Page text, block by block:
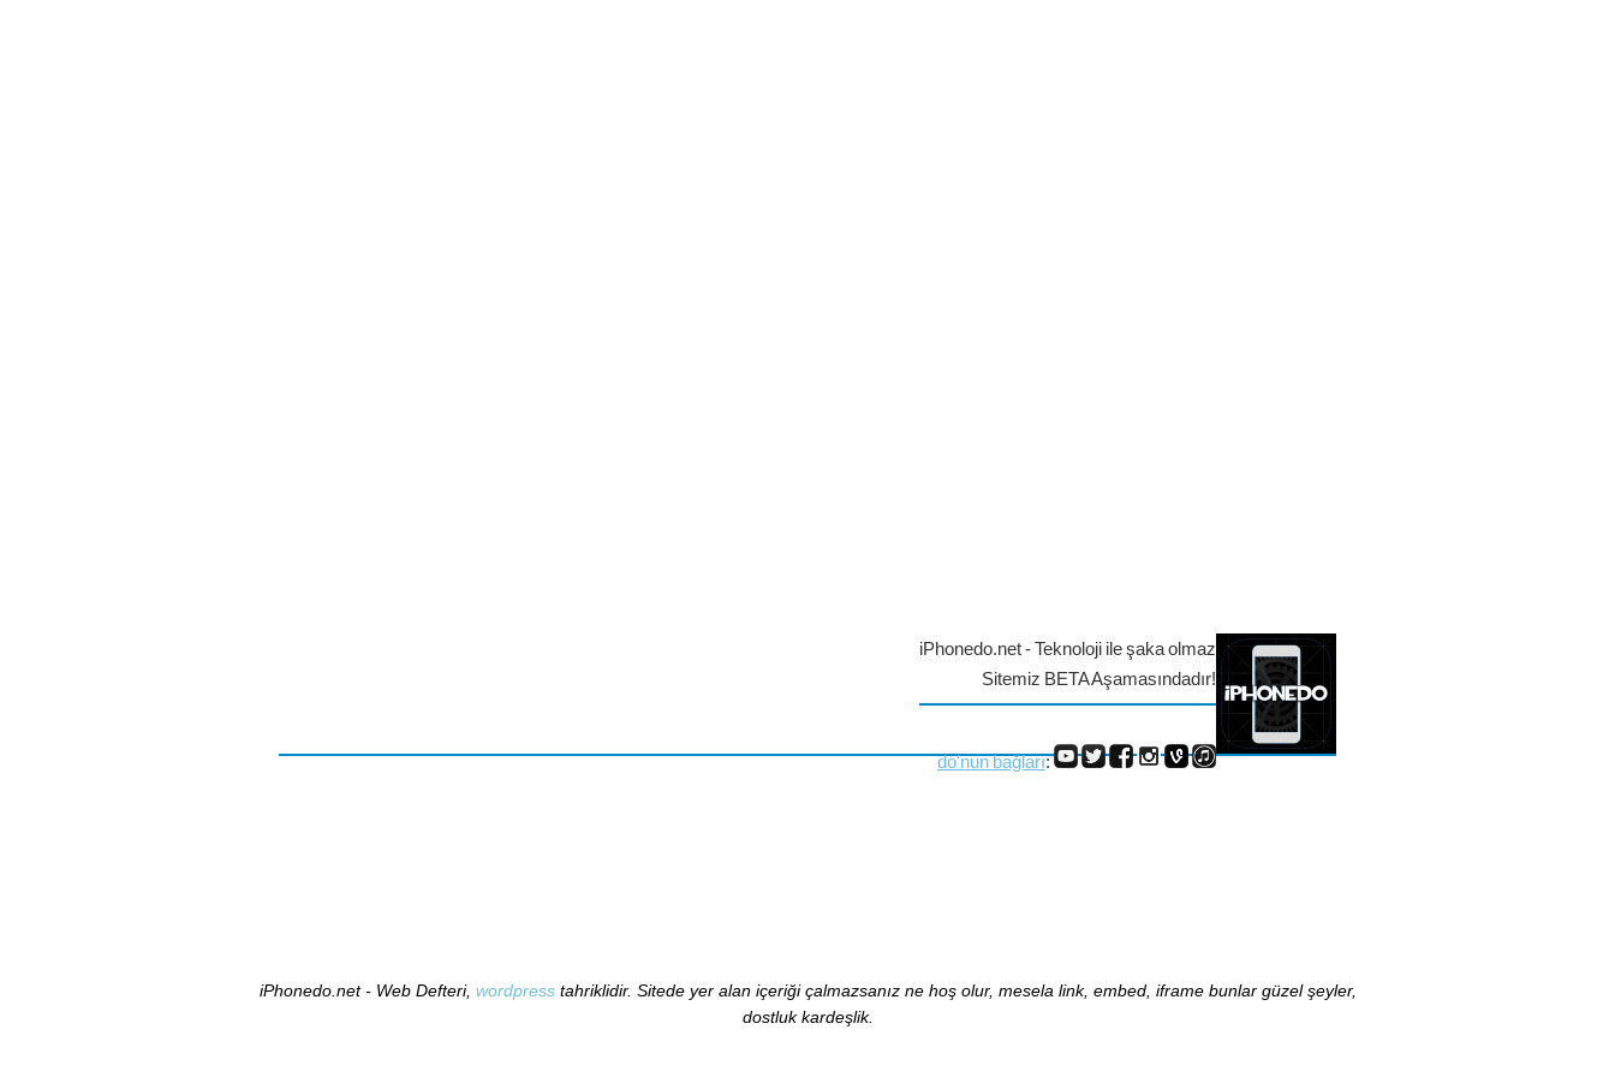
iPhonedo.net - Teknoloji ile şaka olmaz
Sitemiz BETA Aşamasındadır!
do'nun bağları:
iPhonedo.net - Web Defteri, wordpresstahriklidir. Sitede yer alan içeriği çalmazsanız ne hoş olur, mesela link, embed, iframe bunlar güzel şeyler,
dostluk kardeşlik.